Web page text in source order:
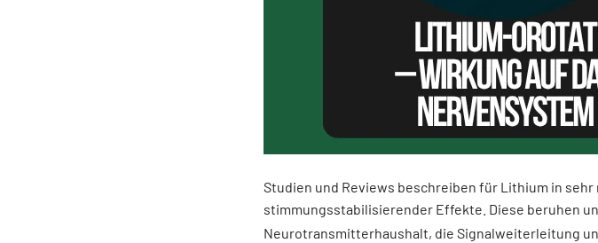
Studien und Reviews beschreiben für Lithium in
stimmungsstabilisierender Effekte. Diese beruhen
Neurotransmitterhaushalt, die Signalweiterleitung